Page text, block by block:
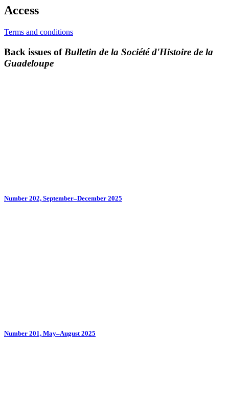
Access
Terms and conditions
Back issues of Bulletin de la Société d'Histoire de la
Guadeloupe
Number 202, September–December 2025
Number 201, May–August 2025